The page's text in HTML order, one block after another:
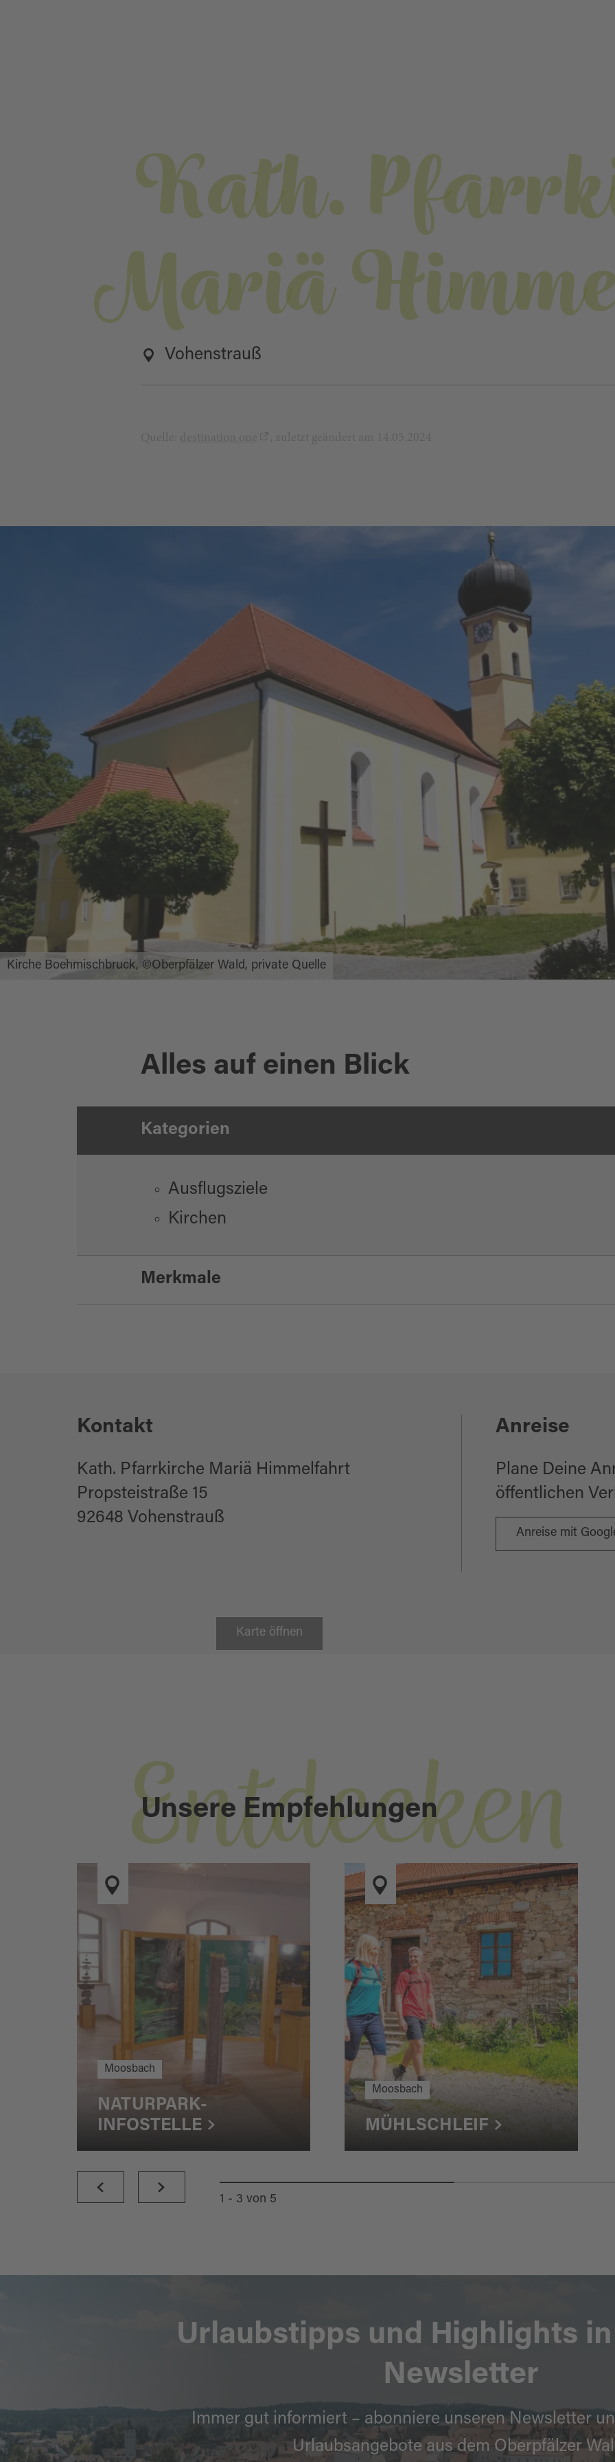
Kath.
Mariä
Vohenstrauß
Kirche Boehmischbruck, ©Oberpfälzer Wald, private Quelle
Alles auf einen Blick
Kategorien
Ausflugsziele
Kirchen
Merkmale
für Gruppen
Kontakt
Kath. Pfarrkirche Mariä Himmelfahrt
Propsteistraße 15
92648 Vohenstrauß
Anreise
Plane Deine
öffentlichen
Anreise mit
Karte öffnen
Unsere Empfehlungen
Entdecken
Moosbach
NATURPARK-
INFOSTELLE
Moosbach
MÜHLSCHLEIF
1 - 3 von 5
Urlaubstipps und Highlights
Newsletter
Immer gut informiert – abonniere unseren Newsletter
Urlaubsangebote aus dem Oberpfälzer